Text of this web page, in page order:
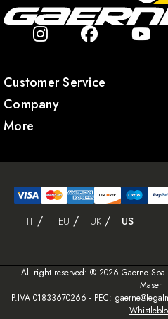
Customer Service
Company
More
IT EU UK US
All right reserved: ® 2026 Gaerne Spa
Maser
P.IVA 01833670266 - PEC: